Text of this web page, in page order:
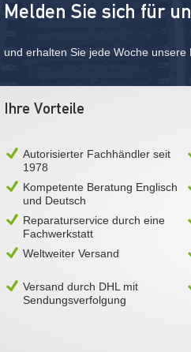
Melden Sie sich für
und erhalten Sie jede Woche
Ihre Vorteile
Autorisierter Fachhändler seit
1978
Kompetente Beratung Englisch
und Deutsch
Reparaturservice durch eine
Fachwerkstatt
Weltweiter Versand
Versand durch DHL mit
Sendungsverfolgung